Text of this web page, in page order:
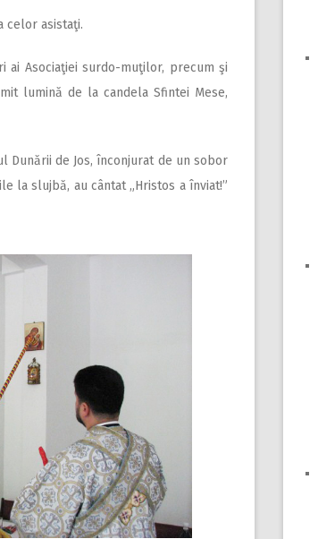
celor asistaţi.
ai Asociaţiei surdo-muţilor, precum şi
lumină de la candela Sfintei Mese,
Dunării de Jos, înconjurat de un sobor
la slujbă, au cântat „Hristos a înviat!”